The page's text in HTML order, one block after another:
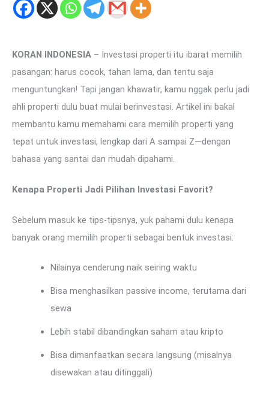
KORAN INDONESIA – Investasi properti itu ibarat memilih
pasangan: harus cocok, tahan lama, dan tentu saja
menguntungkan! Tapi jangan khawatir, kamu nggak perlu jadi
ahli properti dulu buat mulai berinvestasi. Artikel ini bakal
membantu kamu memahami cara memilih properti yang
tepat untuk investasi, lengkap dari A sampai Z—dengan
bahasa yang santai dan mudah dipahami.
Kenapa Properti Jadi Pilihan Investasi Favorit?
Sebelum masuk ke tips-tipsnya, yuk pahami dulu kenapa
banyak orang memilih properti sebagai bentuk investasi:
Nilainya cenderung naik seiring waktu
Bisa menghasilkan passive income, terutama dari
sewa
Lebih stabil dibandingkan saham atau kripto
Bisa dimanfaatkan secara langsung (misalnya
disewakan atau ditinggali)